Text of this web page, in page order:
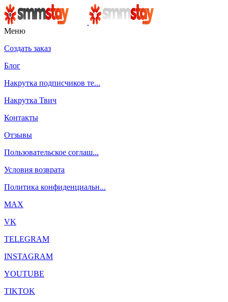
Меню
Создать заказ
Блог
Накрутка подписчиков те...
Накрутка Твич
Контакты
Отзывы
Пользовательское соглаш...
Условия возврата
Политика конфиденциальн...
MAX
VK
TELEGRAM
INSTAGRAM
YOUTUBE
TIKTOK